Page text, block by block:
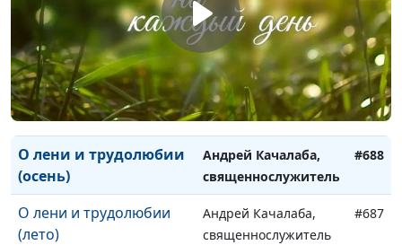
Научись простоте
(зима)
Андрей Качалаба,
священнослужитель
#690
Научись простоте
(весна)
Андрей Качалаба,
священнослужитель
#689
О лени и трудолюбии
(осень)
Андрей Качалаба,
священнослужитель
#688
О лени и трудолюбии
(лето)
Андрей Качалаба,
священнослужитель
#687